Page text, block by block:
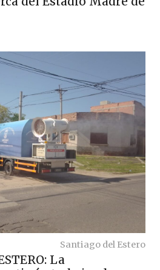
Santiago del Estero
La